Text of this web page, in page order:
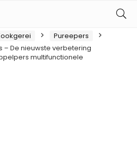
Pureepers
– De nieuwste verbetering
multifunctionele